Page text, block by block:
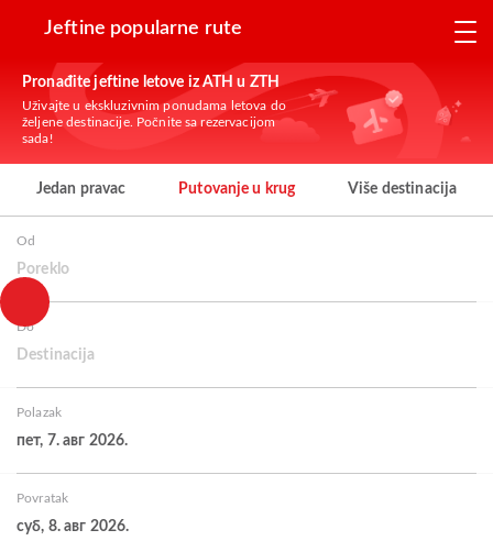
Jeftine popularne rute
Pronađite jeftine letove iz ATH u ZTH
Uživajte u ekskluzivnim ponudama letova do
željene destinacije. Počnite sa rezervacijom
sada!
Jedan pravac Putovanje u krug Više destinacija
Od
Poreklo
Do
Destinacija
Polazak
пет, 7. авг 2026.
Povratak
суб, 8. авг 2026.